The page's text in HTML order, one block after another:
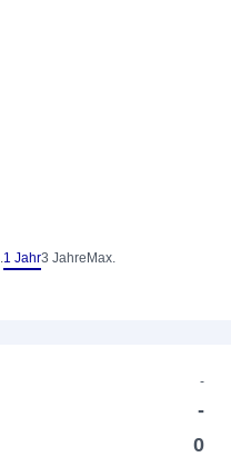
1 Jahr3 Jahre Max.
-
-
0